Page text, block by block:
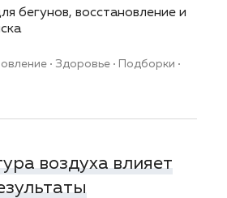
бегунов, восстановление и
Здоровье
Подборки
воздуха влияет